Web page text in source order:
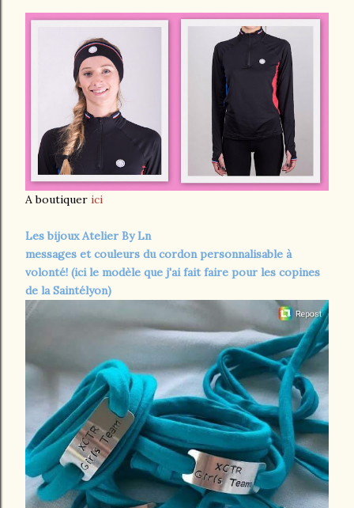
A boutiquer ici
Les bijoux Atelier By Ln
messages et couleurs du cordon personnalisable à
volonté! (ici le modèle que j'ai fait faire pour les copines
de la Saintélyon)